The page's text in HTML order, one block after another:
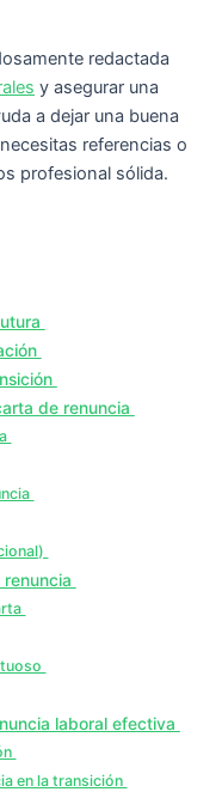
redactada
y asegurar una
a dejar una buena
referencias o
profesional sólida.
de renuncia
laboral efectiva
en la transición